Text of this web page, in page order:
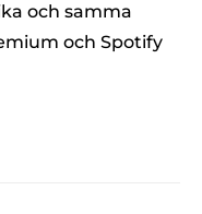
och samma
och Spotify